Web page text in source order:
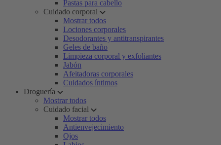
Pastas para cabello
Cuidado corporal
Mostrar todos
Lociones corporales
Desodorantes y antitranspirantes
Geles de baño
Limpieza corporal y exfoliantes
Jabón
Afeitadoras corporales
Cuidados íntimos
Droguería
Mostrar todos
Cuidado facial
Mostrar todos
Antienvejecimiento
Ojos